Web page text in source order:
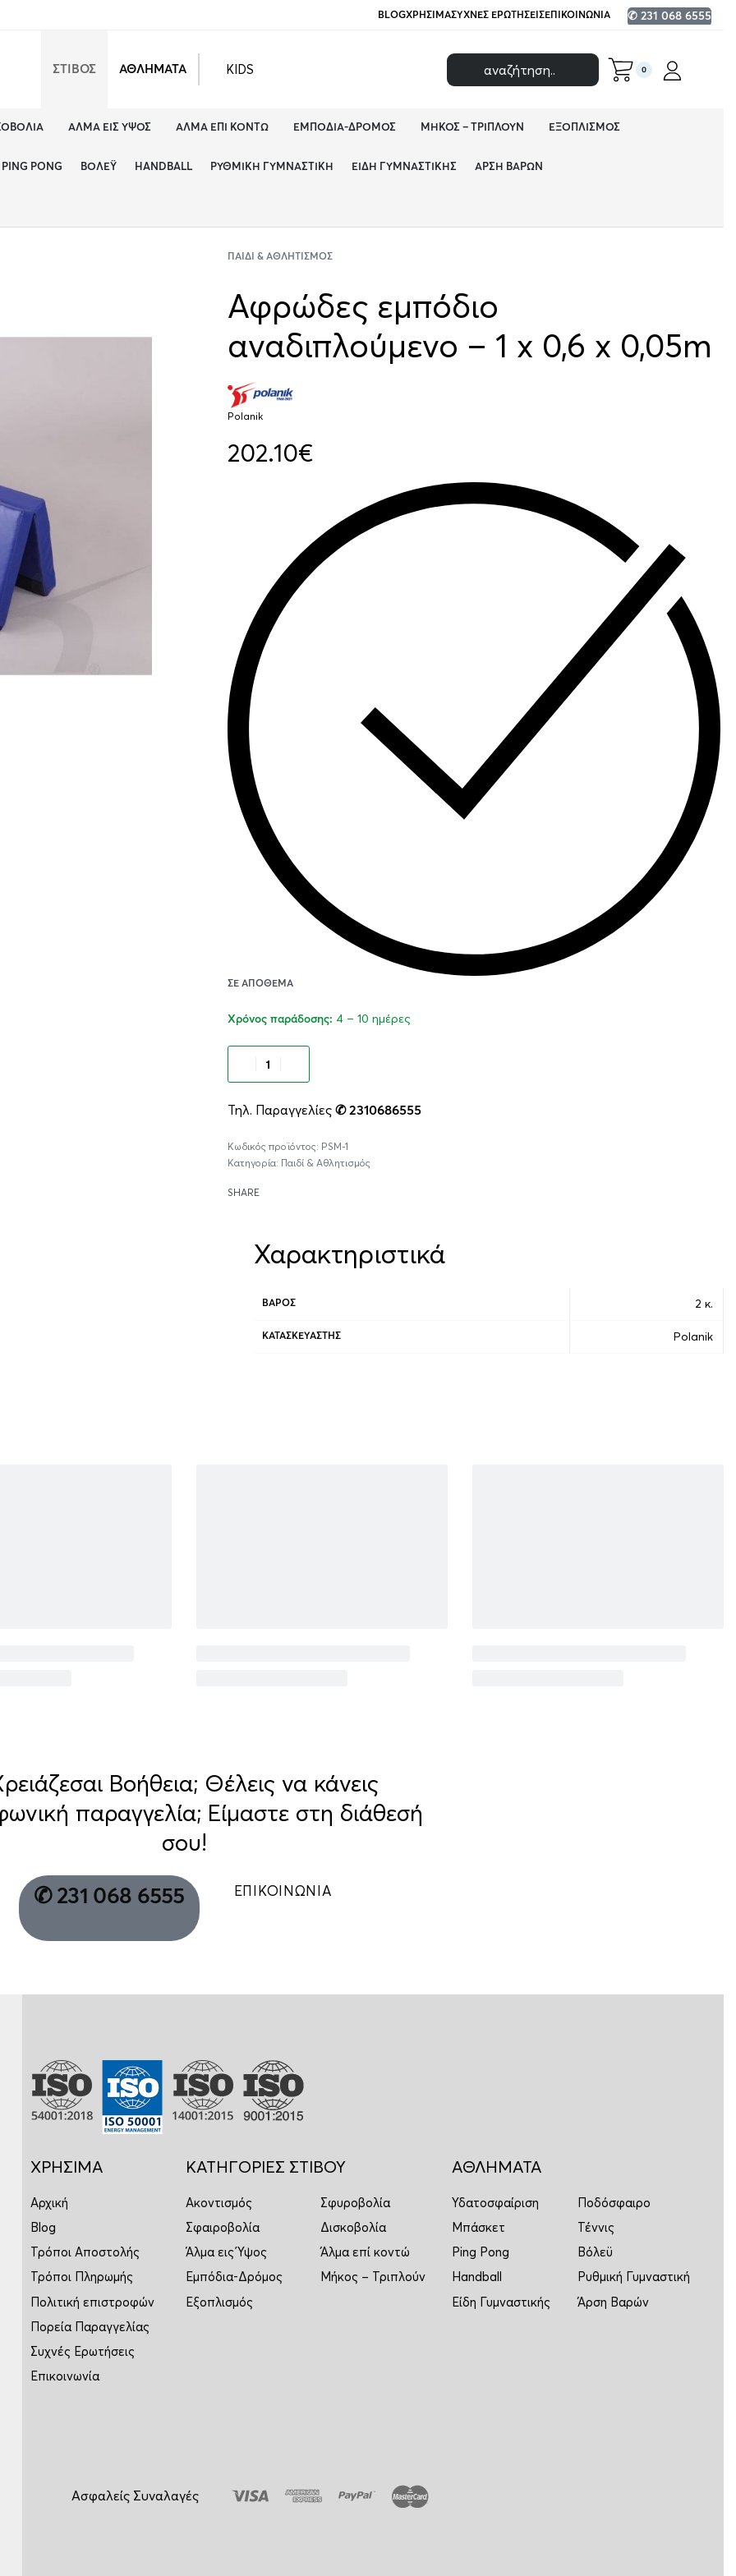
BLOGΧΡΉΣΙΜΑΣΥΧΝΈΣ ΕΡΩΤΉΣΕΙΣΕΠΙΚΟΙΝΩΝΊΑ ✆ 231 068 6555
ΣΤΙΒΟΣ ΑΘΛΗΜΑΤΑ KIDS 0
ΆΛΜΑ ΕΙΣ ΎΨΟΣ ΆΛΜΑ ΕΠΊ ΚΟΝΤΏ ΕΜΠΌΔΙΑ-ΔΡΌΜΟΣ ΜΉΚΟΣ – ΤΡΙΠΛΟΎΝ ΕΞΟΠΛΙΣΜΌΣ
PING PONG ΒΌΛΕΫ HANDBALL ΡΥΘΜΙΚΉ ΓΥΜΝΑΣΤΙΚΉ ΕΊΔΗ ΓΥΜΝΑΣΤΙΚΉΣ ΆΡΣΗ ΒΑΡΏΝ
ΠΑΙΔΊ & ΑΘΛΗΤΙΣΜΌΣ
Αφρώδες εμπόδιο
αναδιπλούμενο – 1 x 0,6 x 0,05m
Polanik
202.10€
ΣΕ ΑΠΌΘΕΜΑ
Χρόνος παράδοσης: 4 – 10 ημέρες
Τηλ. Παραγγελίες ✆ 2310686555
PSM-1
Κατηγορία: Παιδί & Αθλητισμός
SHARE
Χαρακτηριστικά
ΒΆΡΟΣ 2 κ.
ΚΑΤΑΣΚΕΥΑΣΤΉΣ Polanik
Βοήθεια; Θέλεις να κάνεις
παραγγελία; Είμαστε στη διάθεσή
σου!
✆ 231 068 6555 ΕΠΙΚΟΙΝΩΝΙΑ
ΧΡΗΣΙΜΑ
Αρχική
Blog
Τρόποι Αποστολής
Τρόποι Πληρωμής
Πολιτική επιστροφών
Πορεία Παραγγελίας
Συχνές Ερωτήσεις
Επικοινωνία
ΚΑΤΗΓΟΡΙΕΣ ΣΤΙΒΟΥ
Ακοντισμός
Σφυροβολία
Σφαιροβολία
Δισκοβολία
Άλμα εις Ύψος
Άλμα επί κοντώ
Εμπόδια-Δρόμος
Μήκος – Τριπλούν
Εξοπλισμός
ΑΘΛΗΜΑΤΑ
Υδατοσφαίριση
Ποδόσφαιρο
Μπάσκετ
Τέννις
Ping Pong
Βόλεϋ
Handball
Ρυθμική Γυμναστική
Είδη Γυμναστικής
Άρση Βαρών
Ασφαλείς Συναλαγές